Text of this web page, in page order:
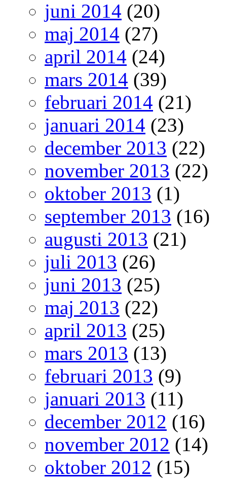
juni 2014 (20)
maj 2014 (27)
april 2014 (24)
mars 2014 (39)
februari 2014 (21)
januari 2014 (23)
december 2013 (22)
november 2013 (22)
oktober 2013 (1)
september 2013 (16)
augusti 2013 (21)
juli 2013 (26)
juni 2013 (25)
maj 2013 (22)
april 2013 (25)
mars 2013 (13)
februari 2013 (9)
januari 2013 (11)
december 2012 (16)
november 2012 (14)
oktober 2012 (15)